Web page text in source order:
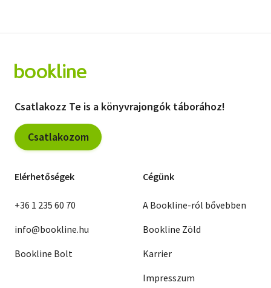
Csatlakozz Te is a könyvrajongók táborához!
Csatlakozom
Elérhetőségek
+36 1 235 60 70
info@bookline.hu
Bookline Bolt
Cégünk
A Bookline-ról bővebben
Bookline Zöld
Karrier
Impresszum